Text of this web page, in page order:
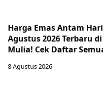
Harga Emas Antam
Agustus 2026 Terbaru
Mulia! Cek Daftar
8 Agustus 2026